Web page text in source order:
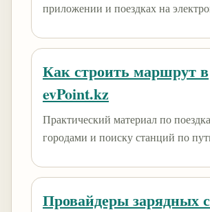
приложении и поездках на
Как строить маршрут в
evPoint.kz
Практический материал по
городами и поиску станций по
Провайдеры зарядных